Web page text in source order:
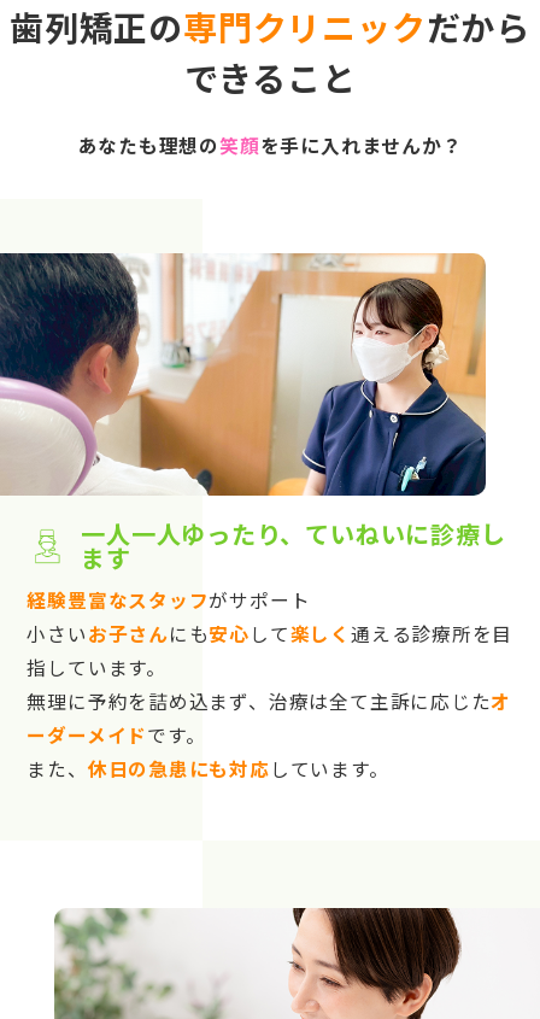
歯列矯正の専門クリニックだから
できること
あなたも理想の笑顔を手に入れませんか？
一人一人ゆったり、ていねいに診療し
ます
経験豊富なスタッフがサポート
小さいお子さんにも安心して楽しく 通える診療所を目
指しています。
無理に予約を詰め込まず、治療は全て主訴に応じたオ
ーダーメイドです。
また、 休日の急患にも対応しています。